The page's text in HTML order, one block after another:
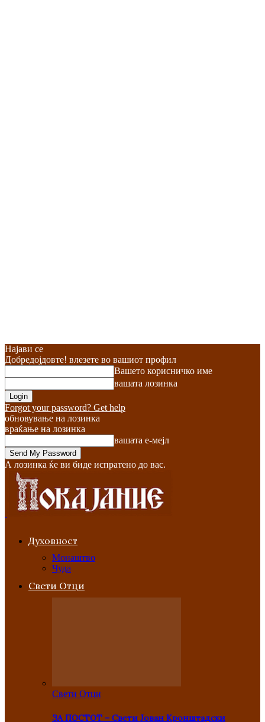
Најави се
Добредојдовте! влезете во вашиот профил
Вашето корисничко име
вашата лозинка
Forgot your password? Get help
обновување на лозинка
враќање на лозинка
вашата е-мејл
А лозинка ќе ви биде испратено до вас.
Духовност
Монаштво
Чуда
Свети Отци
Свети Отци
ЗА ПОСТОТ – Свети Јован Кронштадски